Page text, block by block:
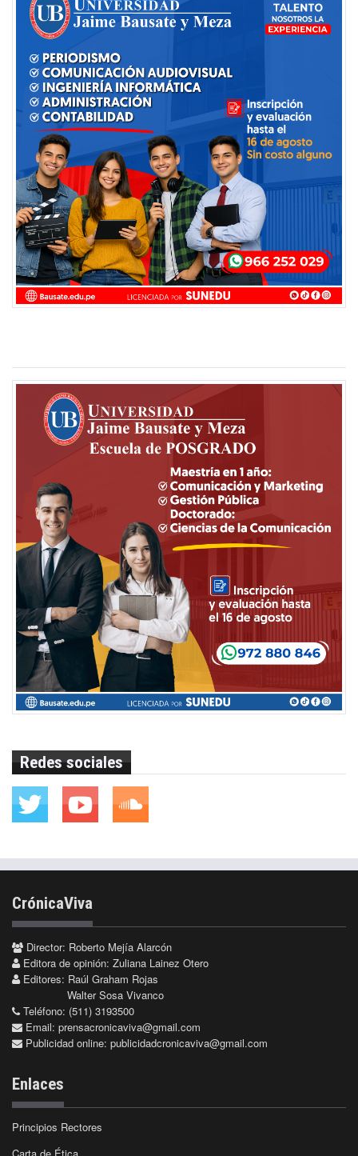
Redes sociales
CrónicaViva
Director: Roberto Mejía Alarcón
Editora de opinión: Zuliana Lainez Otero
Editores: Raúl Graham Rojas
Walter Sosa Vivanco
Teléfono: (511) 3193500
Email: prensacronicaviva@gmail.com
Publicidad online: publicidadcronicaviva@gmail.com
Enlaces
Principios Rectores